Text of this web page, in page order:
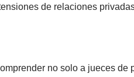
de relaciones
no solo a jueces